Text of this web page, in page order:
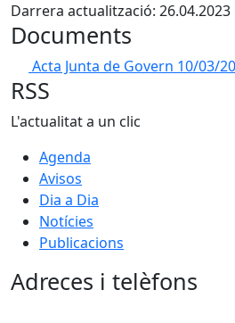
Darrera actualització:
Documents
Acta Junta de Govern 10/03/
RSS
L'actualitat a un clic
Agenda
Avisos
Dia a Dia
Notícies
Publicacions
Adreces i telèfons